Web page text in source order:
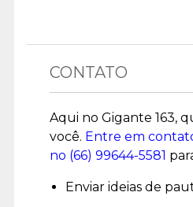
CONTATO
Aqui no Gigante 163,
você. Entre em
no (66) 99644-5581
Enviar ideias de